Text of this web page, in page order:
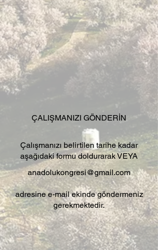
ÇALIŞMANIZI GÖNDERİN
Çalışmanızı belirtilen tarihe kadar
aşağıdaki formu doldurarak VEYA
anadolukongresi@gmail.com
adresine e-mail ekinde göndermeniz
gerekmektedir.